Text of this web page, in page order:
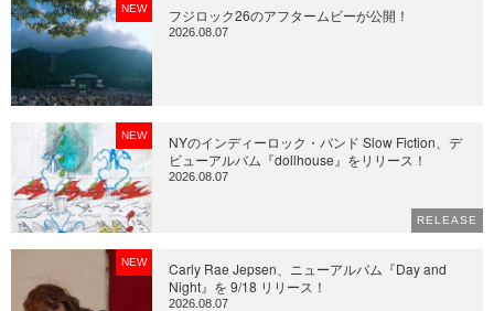
NEW フジロック26のアフタームビーが公開！
2026.08.07
NEW
NYのインディーロック・バンド Slow Fiction、デ
ビューアルバム『dollhouse』をリリース！
2026.08.07
RELEASE
NEW
Carly Rae Jepsen、ニューアルバム『Day and
Night』を 9/18 リリース！
2026.08.07